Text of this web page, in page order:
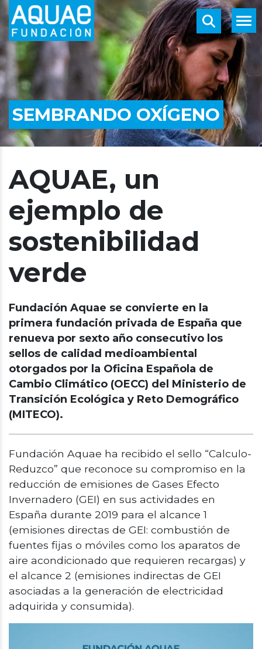
SEMBRANDO OXÍGENO
AQUAE, un
ejemplo de
sostenibilidad
verde
Fundación Aquae se convierte en la
primera fundación privada de España que
renueva por sexto año consecutivo los
sellos de calidad medioambiental
otorgados por la Oficina Española de
Cambio Climático (OECC) del Ministerio de
Transición Ecológica y Reto Demográfico
(MITECO).
Fundación Aquae ha recibido el sello “Calculo-
Reduzco” que reconoce su compromiso en la
reducción de emisiones de Gases Efecto
Invernadero (GEI) en sus actividades en
España durante 2019 para el alcance 1
(emisiones directas de GEI: combustión de
fuentes fijas o móviles como los aparatos de
aire acondicionado que requieren recargas) y
el alcance 2 (emisiones indirectas de GEI
asociadas a la generación de electricidad
adquirida y consumida).